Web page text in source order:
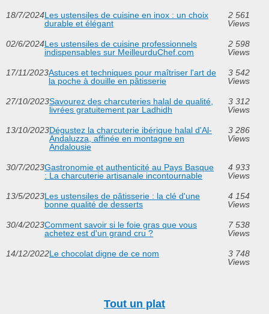
18/7/2024Les ustensiles de cuisine en inox : un choix
durable et élégant
2 561
Views
02/6/2024Les ustensiles de cuisine professionnels
indispensables sur MeilleurduChef.com
2 598
Views
17/11/2023Astuces et techniques pour maîtriser l'art de
la poche à douille en pâtisserie
3 542
Views
27/10/2023Savourez des charcuteries halal de qualité,
livrées gratuitement par Ladhidh
3 312
Views
13/10/2023Dégustez la charcuterie ibérique halal d'Al-
Andaluzza, affinée en montagne en
Andalousie
3 286
Views
30/7/2023Gastronomie et authenticité au Pays Basque
: La charcuterie artisanale incontournable
4 933
Views
13/5/2023Les ustensiles de pâtisserie : la clé d'une
bonne qualité de desserts
4 154
Views
30/4/2023Comment savoir si le foie gras que vous
achetez est d'un grand cru ?
7 538
Views
14/12/2022Le chocolat digne de ce nom
3 748
Views
Tout un plat